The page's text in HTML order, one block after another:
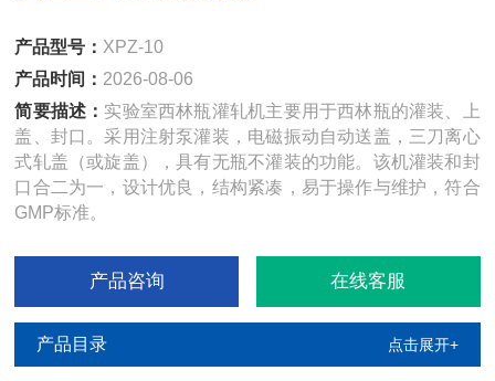
产品型号： XPZ-10
产品时间： 2026-08-06
简要描述： 实验室西林瓶灌轧机主要用于西林瓶的灌装、上
盖、封口。采用注射泵灌装，电磁振动自动送盖，三刀离心
式轧盖（或旋盖），具有无瓶不灌装的功能。该机灌装和封
口合二为一，设计优良，结构紧凑，易于操作与维护，符合
GMP标准。
产品咨询 在线客服
产品目录 点击展开+